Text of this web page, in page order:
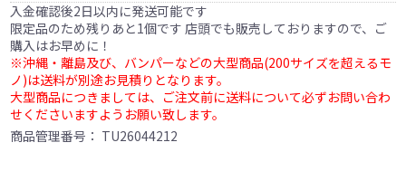
入金確認後2日以内に発送可能です
限定品のため残りあと1個です 店頭でも販売しておりますので、ご
購入はお早めに！
※沖縄・離島及び、バンパーなどの大型商品(200サイズを超えるモ
ノ)は送料が別途お見積りとなります。
大型商品につきましては、ご注文前に送料について必ずお問い合わ
せくださいますようお願い致します。
商品管理番号： TU26044212